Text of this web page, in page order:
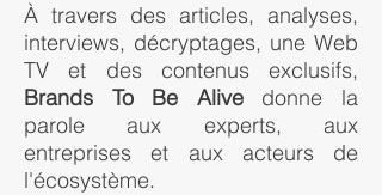
À travers des articles, analyses,
interviews, décryptages, une Web
TV et des contenus exclusifs,
Brands To Be Alivedonne la
parole aux experts, aux
entreprises et aux acteurs de
l'écosystème.